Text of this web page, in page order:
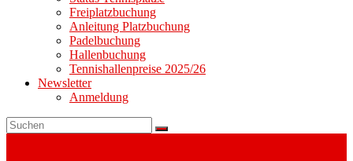
Freiplatzbuchung
Anleitung Platzbuchung
Padelbuchung
Hallenbuchung
Tennishallenpreise 2025/26
Newsletter
Anmeldung